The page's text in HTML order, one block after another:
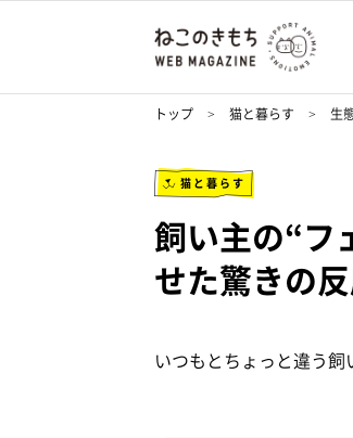
トップ 猫と暮らす 生
猫と暮らす
飼い主の“
せた驚きの
いつもとちょっと違う